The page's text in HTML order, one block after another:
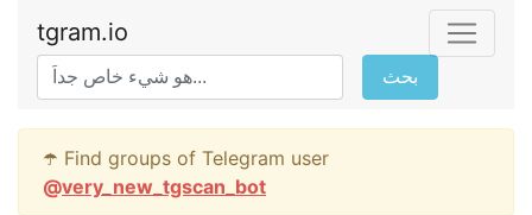
tgram.io
بحث
☂️ Find groups of Telegram user
@very_new_tgscan_bot